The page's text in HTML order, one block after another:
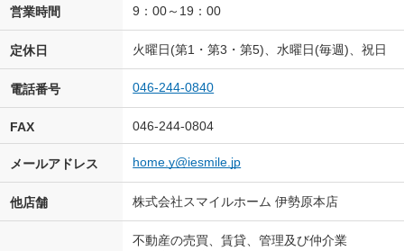
営業時間 9：00～19：00
定休日 火曜日(第1・第3・第5)、水曜日(毎週)、祝日
電話番号 046-244-0840
FAX 046-244-0804
メールアドレス home.y@iesmile.jp
他店舗 株式会社スマイルホーム 伊勢原本店
不動産の売買、賃貸、管理及び仲介業